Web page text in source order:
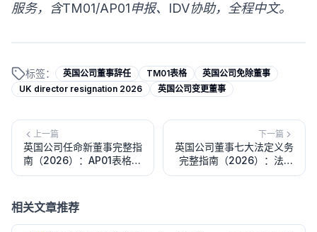
服务，含TM01/AP01申报、IDV协助，全程中文。
标签： 英国公司董事辞任 TM01表格
英国公司免除董事
UK director resignation 2026
英国公司变更董事
上一篇
英国公司任命新董事完整指
南（2026）：AP01表格、
IDV码要求、法定程序与常
下一篇
英国公司董事七大法定义务
完整指南（2026）：法律
责任、个人风险与合规保护
相关文章推荐